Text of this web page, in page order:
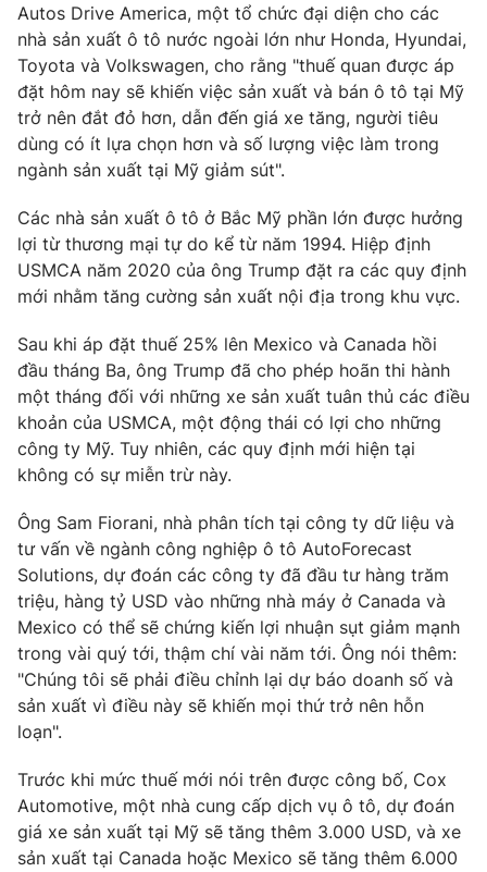
Autos Drive America, một tổ chức đại diện cho các
nhà sản xuất ô tô nước ngoài lớn như Honda, Hyundai,
Toyota và Volkswagen, cho rằng "thuế quan được áp
đặt hôm nay sẽ khiến việc sản xuất và bán ô tô tại Mỹ
trở nên đắt đỏ hơn, dẫn đến giá xe tăng, người tiêu
dùng có ít lựa chọn hơn và số lượng việc làm trong
ngành sản xuất tại Mỹ giảm sút".
Các nhà sản xuất ô tô ở Bắc Mỹ phần lớn được hưởng
lợi từ thương mại tự do kể từ năm 1994. Hiệp định
USMCA năm 2020 của ông Trump đặt ra các quy định
mới nhằm tăng cường sản xuất nội địa trong khu vực.
Sau khi áp đặt thuế 25% lên Mexico và Canada hồi
đầu tháng Ba, ông Trump đã cho phép hoãn thi hành
một tháng đối với những xe sản xuất tuân thủ các điều
khoản của USMCA, một động thái có lợi cho những
công ty Mỹ. Tuy nhiên, các quy định mới hiện tại
không có sự miễn trừ này.
Ông Sam Fiorani, nhà phân tích tại công ty dữ liệu và
tư vấn về ngành công nghiệp ô tô AutoForecast
Solutions, dự đoán các công ty đã đầu tư hàng trăm
triệu, hàng tỷ USD vào những nhà máy ở Canada và
Mexico có thể sẽ chứng kiến lợi nhuận sụt giảm mạnh
trong vài quý tới, thậm chí vài năm tới. Ông nói thêm:
"Chúng tôi sẽ phải điều chỉnh lại dự báo doanh số và
sản xuất vì điều này sẽ khiến mọi thứ trở nên hỗn
loạn".
Trước khi mức thuế mới nói trên được công bố, Cox
Automotive, một nhà cung cấp dịch vụ ô tô, dự đoán
giá xe sản xuất tại Mỹ sẽ tăng thêm 3.000 USD, và xe
sản xuất tại Canada hoặc Mexico sẽ tăng thêm 6.000